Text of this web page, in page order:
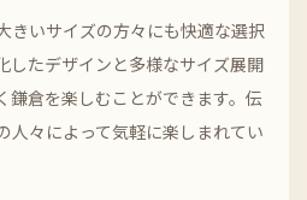
きいサイズの方々にも快適な選択
したデザインと多様なサイズ展開
鎌倉を楽しむことができます。伝
人々によって気軽に楽しまれてい